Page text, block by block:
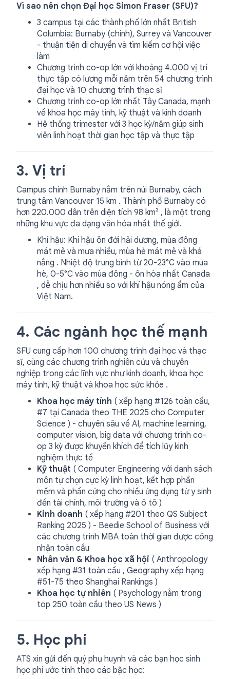
Vì sao nên chọn Đại học Simon Fraser (SFU)?
3 campus tại các thành phố lớn nhất British
Columbia: Burnaby (chính), Surrey và Vancouver
- thuận tiện di chuyển và tìm kiếm cơ hội việc
làm
Chương trình co-op lớn với khoảng 4.000 vị trí
thực tập có lương mỗi năm trên 54 chương trình
đại học và 10 chương trình thạc sĩ
Chương trình co-op lớn nhất Tây Canada, mạnh
về khoa học máy tính, kỹ thuật và kinh doanh
Hệ thống trimester với 3 học kỳ/năm giúp sinh
viên linh hoạt thời gian học tập và thực tập
3. Vị trí
Campus chính Burnaby nằm trên núi Burnaby, cách
trung tâm Vancouver 15 km . Thành phố Burnaby có
hơn 220.000 dân trên diện tích 98 km² , là một trong
những khu vực đa dạng văn hóa nhất thế giới.
Khí hậu: Khí hậu ôn đới hải dương, mùa đông
mát mẻ và mưa nhiều, mùa hè mát mẻ và khá
nắng . Nhiệt độ trung bình từ 20-23°C vào mùa
hè, 0-5°C vào mùa đông - ôn hòa nhất Canada
, dễ chịu hơn nhiều so với khí hậu nóng ẩm của
Việt Nam.
4. Các ngành học thế mạnh
SFU cung cấp hơn 100 chương trình đại học và thạc
sĩ, cùng các chương trình nghiên cứu và chuyên
nghiệp trong các lĩnh vực như kinh doanh, khoa học
máy tính, kỹ thuật và khoa học sức khỏe .
Khoa học máy tính ( xếp hạng #126 toàn cầu,
#7 tại Canada theo THE 2025 cho Computer
Science ) - chuyên sâu về AI, machine learning,
computer vision, big data với chương trình co-
op 3 kỳ được khuyến khích để tích lũy kinh
nghiệm thực tế
Kỹ thuật ( Computer Engineering với danh sách
môn tự chọn cực kỳ linh hoạt, kết hợp phần
mềm và phần cứng cho nhiều ứng dụng từ y sinh
đến tài chính, môi trường và ô tô )
Kinh doanh ( xếp hạng #201 theo QS Subject
Ranking 2025 ) - Beedie School of Business với
các chương trình MBA toàn thời gian được công
nhận toàn cầu
Nhân văn & Khoa học xã hội ( Anthropology
xếp hạng #31 toàn cầu , Geography xếp hạng
#51-75 theo Shanghai Rankings )
Khoa học tự nhiên ( Psychology nằm trong
top 250 toàn cầu theo US News )
5. Học phí
ATS xin gửi đến quý phụ huynh và các bạn học sinh
học phí ước tính theo các bậc học: